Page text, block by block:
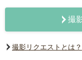
撮
撮影リクエストとは？